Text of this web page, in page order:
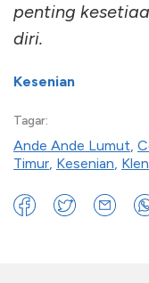
penting
diri.
Kesenian
Tagar:
Ande Ande Lumut,
Timur, Kesenian,